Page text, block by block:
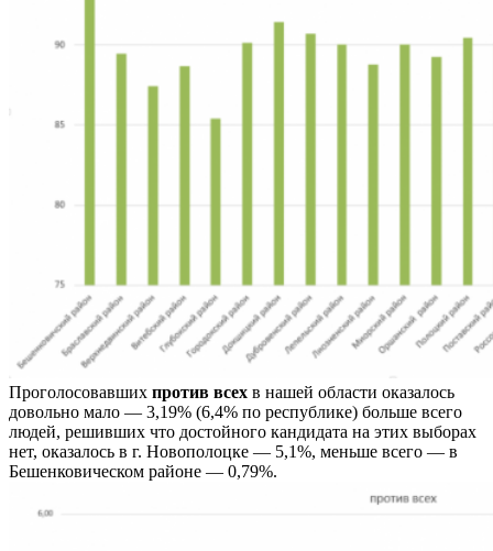
Проголосовавших против всех в нашей области оказалось
довольно мало — 3,19% (6,4% по республике) больше всего
людей, решивших что достойного кандидата на этих выборах
нет, оказалось в г. Новополоцке — 5,1%, меньше всего — в
Бешенковическом районе — 0,79%.